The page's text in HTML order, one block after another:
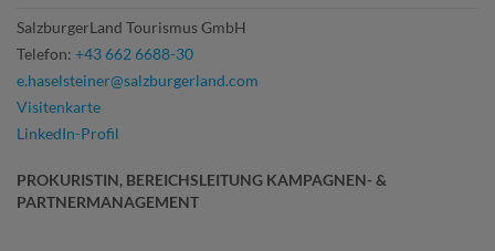
SalzburgerLand Tourismus GmbH
Telefon: +43 662 6688-30
e.haselsteiner@salzburgerland.com
Visitenkarte
LinkedIn-Profil
PROKURISTIN, BEREICHSLEITUNG KAMPAGNEN- &
PARTNERMANAGEMENT